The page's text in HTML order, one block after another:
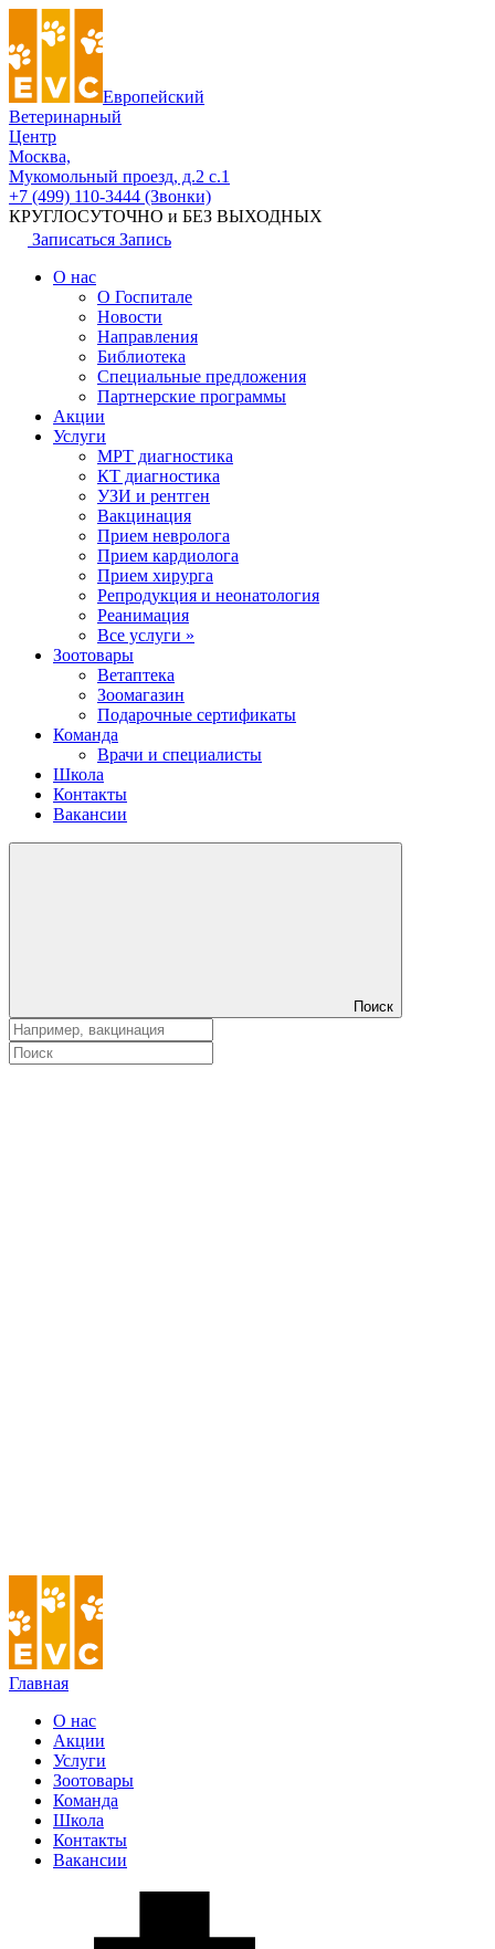
Европейский
Ветеринарный
Центр
Москва,
Мукомольный проезд, д.2 с.1
+7 (499) 110-3444 (Звонки)
КРУГЛОСУТОЧНО и БЕЗ ВЫХОДНЫХ
Записаться Запись
О нас
О Госпитале
Новости
Направления
Библиотека
Специальные предложения
Партнерские программы
Акции
Услуги
МРТ диагностика
КТ диагностика
УЗИ и рентген
Вакцинация
Прием невролога
Прием кардиолога
Прием хирурга
Репродукция и неонатология
Реанимация
Все услуги »
Зоотовары
Ветаптека
Зоомагазин
Подарочные сертификаты
Команда
Врачи и специалисты
Школа
Контакты
Вакансии
Поиск
Главная
О нас
Акции
Услуги
Зоотовары
Команда
Школа
Контакты
Вакансии